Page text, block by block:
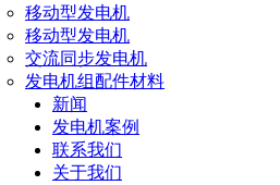
移动型发电机
移动型发电机
交流同步发电机
发电机组配件材料
新闻
发电机案例
联系我们
关于我们